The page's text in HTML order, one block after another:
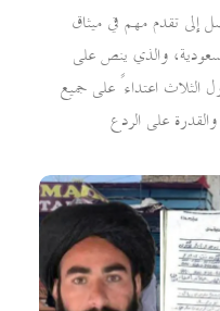
إلى تقدم مهم في ميثاق
والذي ينص على
الثلاث اعتداءً على جميع
على الردع